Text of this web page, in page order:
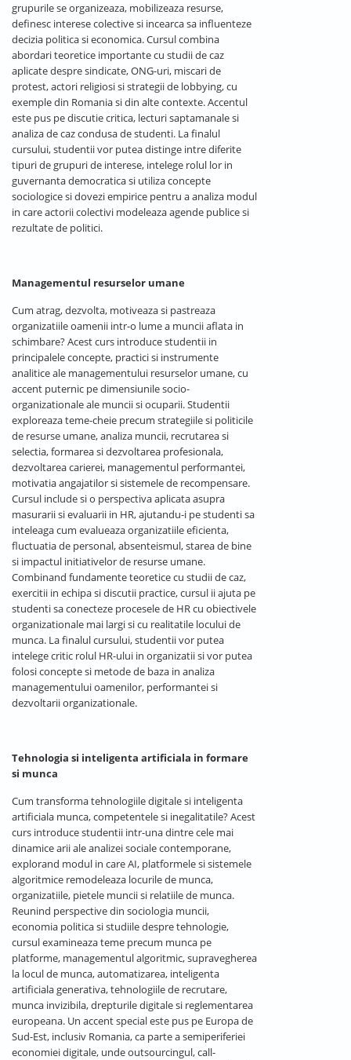
grupurile se organizeaza, mobilizeaza resurse,
definesc interese colective si incearca sa influenteze
decizia politica si economica. Cursul combina
abordari teoretice importante cu studii de caz
aplicate despre sindicate, ONG-uri, miscari de
protest, actori religiosi si strategii de lobbying, cu
exemple din Romania si din alte contexte. Accentul
este pus pe discutie critica, lecturi saptamanale si
analiza de caz condusa de studenti. La finalul
cursului, studentii vor putea distinge intre diferite
tipuri de grupuri de interese, intelege rolul lor in
guvernanta democratica si utiliza concepte
sociologice si dovezi empirice pentru a analiza modul
in care actorii colectivi modeleaza agende publice si
rezultate de politici.
Managementul resurselor umane
Cum atrag, dezvolta, motiveaza si pastreaza
organizatiile oamenii intr-o lume a muncii aflata in
schimbare? Acest curs introduce studentii in
principalele concepte, practici si instrumente
analitice ale managementului resurselor umane, cu
accent puternic pe dimensiunile socio-
organizationale ale muncii si ocuparii. Studentii
exploreaza teme-cheie precum strategiile si politicile
de resurse umane, analiza muncii, recrutarea si
selectia, formarea si dezvoltarea profesionala,
dezvoltarea carierei, managementul performantei,
motivatia angajatilor si sistemele de recompensare.
Cursul include si o perspectiva aplicata asupra
masurarii si evaluarii in HR, ajutandu-i pe studenti sa
inteleaga cum evalueaza organizatiile eficienta,
fluctuatia de personal, absenteismul, starea de bine
si impactul initiativelor de resurse umane.
Combinand fundamente teoretice cu studii de caz,
exercitii in echipa si discutii practice, cursul ii ajuta pe
studenti sa conecteze procesele de HR cu obiectivele
organizationale mai largi si cu realitatile locului de
munca. La finalul cursului, studentii vor putea
intelege critic rolul HR-ului in organizatii si vor putea
folosi concepte si metode de baza in analiza
managementului oamenilor, performantei si
dezvoltarii organizationale.
Tehnologia si inteligenta artificiala in formare
si munca
Cum transforma tehnologiile digitale si inteligenta
artificiala munca, competentele si inegalitatile? Acest
curs introduce studentii intr-una dintre cele mai
dinamice arii ale analizei sociale contemporane,
explorand modul in care AI, platformele si sistemele
algoritmice remodeleaza locurile de munca,
organizatiile, pietele muncii si relatiile de munca.
Reunind perspective din sociologia muncii,
economia politica si studiile despre tehnologie,
cursul examineaza teme precum munca pe
platforme, managementul algoritmic, supravegherea
la locul de munca, automatizarea, inteligenta
artificiala generativa, tehnologiile de recrutare,
munca invizibila, drepturile digitale si reglementarea
europeana. Un accent special este pus pe Europa de
Sud-Est, inclusiv Romania, ca parte a semiperiferiei
economiei digitale, unde outsourcingul, call-